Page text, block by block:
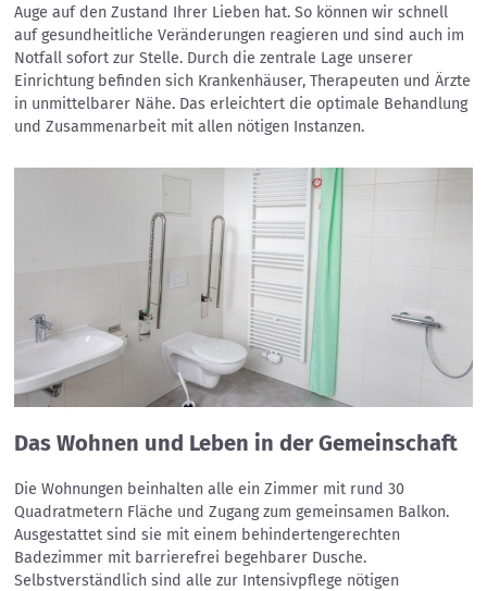
Auge auf den Zustand Ihrer Lieben hat. So können wir schnell
auf gesundheitliche Veränderungen reagieren und sind auch im
Notfall sofort zur Stelle. Durch die zentrale Lage unserer
Einrichtung befinden sich Krankenhäuser, Therapeuten und Ärzte
in unmittelbarer Nähe. Das erleichtert die optimale Behandlung
und Zusammenarbeit mit allen nötigen Instanzen.
Das Wohnen und Leben in der Gemeinschaft
Die Wohnungen beinhalten alle ein Zimmer mit rund 30
Quadratmetern Fläche und Zugang zum gemeinsamen Balkon.
Ausgestattet sind sie mit einem behindertengerechten
Badezimmer mit barrierefrei begehbarer Dusche.
Selbstverständlich sind alle zur Intensivpflege nötigen